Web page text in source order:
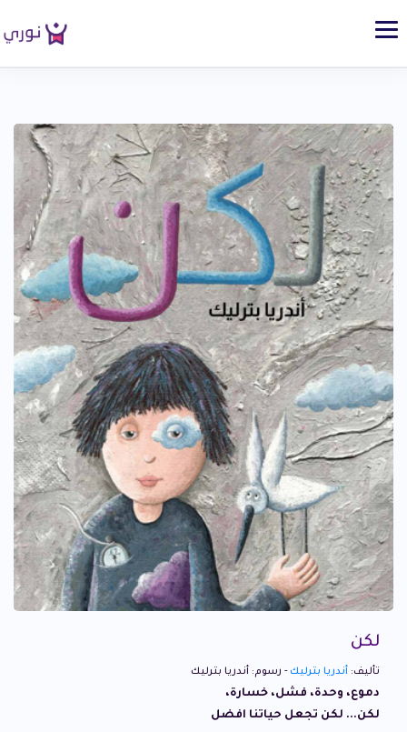
لكن
تأليف: أندريا بترليك - رسوم: أندريا بترليك
دموع، وحدة، فشل، خسارة،
لكن... لكن تجعل حياتنا افضل